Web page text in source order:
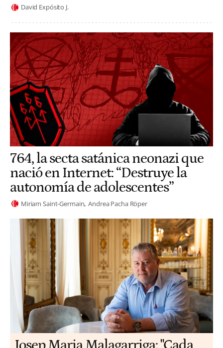
David Expósito J.
764, la secta satánica neonazi que
nació en Internet: “Destruye la
autonomía de adolescentes”
Miriam Saint-Germain Andrea Pacha Röper